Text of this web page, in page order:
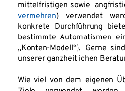
mittelfristigen sowie
vermehren) verwendet
konkrete Durchführung
bestimmte Automatismen
„Konten-Modell“). Gerne
unserer ganzheitlichen
Wie viel von dem eigenen